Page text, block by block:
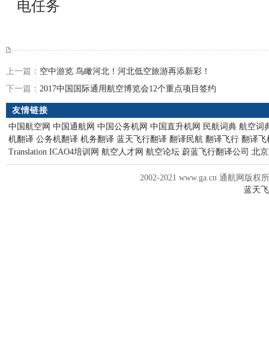
电任务
上一篇： 空中游览 鸟瞰河北！河北低空旅游再添新彩！
下一篇： 2017中国国际通用航空博览会12个重点项目签约
友情链接
中国航空网 中国通航网 中国公务机网 中国直升机网 民航词典 航空词
机翻译 公务机翻译 机务翻译 蓝天飞行翻译 翻译民航 翻译飞行 翻译飞
Translation ICAO4培训网 航空人才网 航空论坛 蔚蓝飞行翻译公司 北
2002-2021 www.ga.cn 通航网版权
蓝天